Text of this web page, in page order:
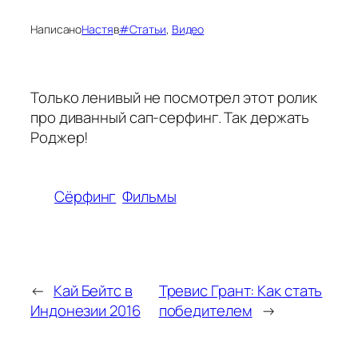
НаписаноНастяв#Статьи, Видео
Только ленивый не посмотрел этот ролик
про диванный сап-серфинг. Так держать
Роджер!
Сёрфинг Фильмы
← Кай Бейтс в
Индонезии 2016
Тревис Грант: Как стать
победителем →